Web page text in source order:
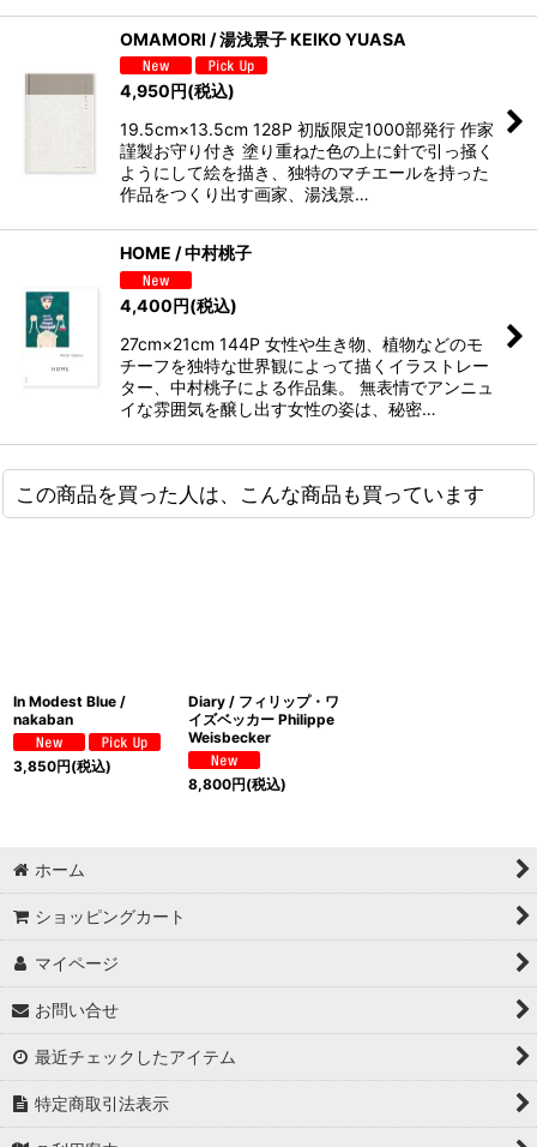
OMAMORI / 湯浅景子 KEIKO YUASA
4,950円(税込)
19.5cm×13.5cm 128P 初版限定1000部発行 作家
謹製お守り付き 塗り重ねた色の上に針で引っ掻く
ようにして絵を描き、独特のマチエールを持った
作品をつくり出す画家、湯浅景…
HOME / 中村桃子
4,400円(税込)
27cm×21cm 144P 女性や生き物、植物などのモ
チーフを独特な世界観によって描くイラストレー
ター、中村桃子による作品集。 無表情でアンニュ
イな雰囲気を醸し出す女性の姿は、秘密…
この商品を買った人は、こんな商品も買っています
In Modest Blue /
nakaban
3,850円(税込)
Diary / フィリップ・ワ
イズベッカー Philippe
Weisbecker
8,800円(税込)
ホーム
ショッピングカート
マイページ
お問い合せ
最近チェックしたアイテム
特定商取引法表示